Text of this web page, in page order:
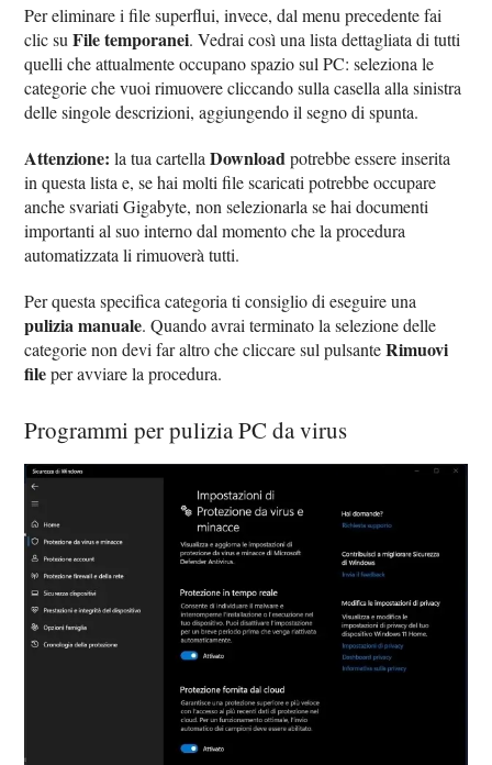
Per eliminare i file superflui, invece, dal menu precedente fai
clic suFile temporanei. Vedrai così una lista dettagliata di tutti
quelli che attualmente occupano spazio sul PC: seleziona le
categorie che vuoi rimuovere cliccando sulla casella alla sinistra
delle singole descrizioni, aggiungendo il segno di spunta.
Attenzione: la tua cartellaDownloadpotrebbe essere inserita
in questa lista e, se hai molti file scaricati potrebbe occupare
anche svariati Gigabyte, non selezionarla se hai documenti
importanti al suo interno dal momento che la procedura
automatizzata li rimuoverà tutti.
Per questa specifica categoria ti consiglio di eseguire una
pulizia manuale. Quando avrai terminato la selezione delle
categorie non devi far altro che cliccare sul pulsanteRimuovi
fileper avviare la procedura.
Programmi per pulizia PC da virus